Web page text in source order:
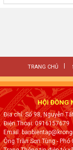
TRANG CHỦ
HỘI ĐỒNG
Địa chỉ: Số 98, Nguyễn
Điện Thoại: 0916157679
Email:
Ông Trần Sơn Tùng -